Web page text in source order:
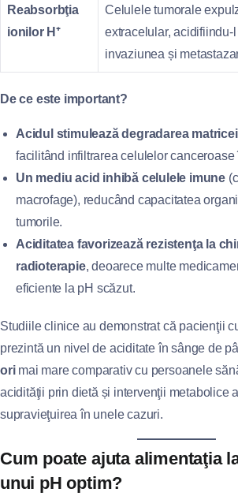
Reabsorbţia
ionilor H⁺
Celulele tumorale
extracelular,
invaziunea și
De ce este important?
Acidul stimulează degradarea
facilitând infiltrarea celulelor canceroase
Un mediu acid inhibă celulele imune
macrofage), reducând capacitatea
tumorile.
Aciditatea favorizează rezistenţa la
radioterapie, deoarece multe
eficiente la pH scăzut.
Studiile clinice au demonstrat că pacienţii
prezintă un nivel de aciditate în sânge de
orimai mare comparativ cu persoanele
acidităţii prin dietă și intervenţii metabolice
supravieţuirea în unele cazuri.
Cum poate ajuta alimentaţia
unui pH optim?